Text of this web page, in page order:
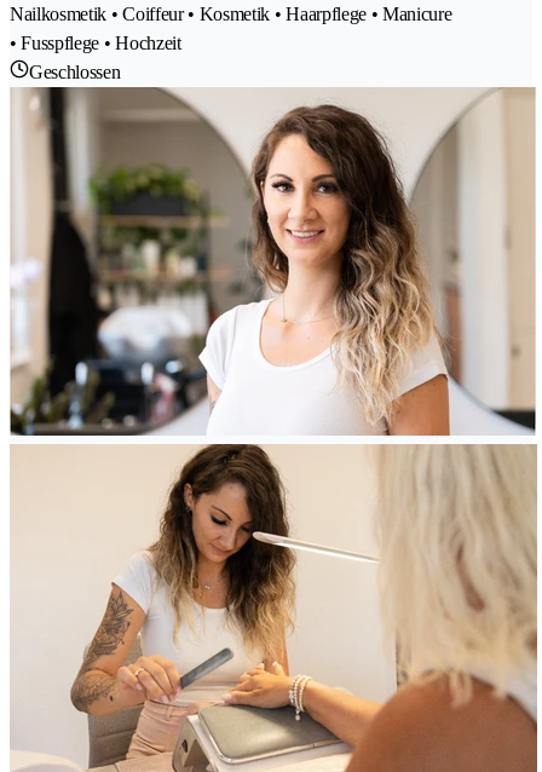
Nailkosmetik • Coiffeur • Kosmetik • Haarpflege • Manicure
• Fusspflege • Hochzeit
Geschlossen